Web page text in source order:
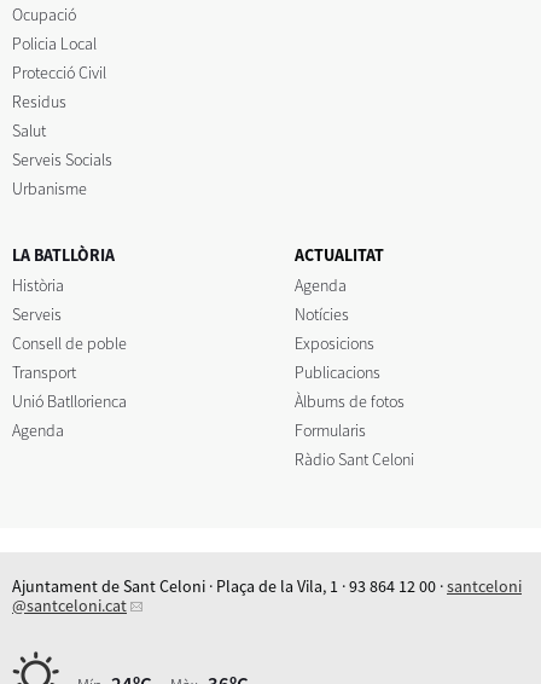
Ocupació
Policia Local
Protecció Civil
Residus
Salut
Serveis Socials
Urbanisme
LA BATLLÒRIA
Història
Serveis
Consell de poble
Transport
Unió Batllorienca
Agenda
ACTUALITAT
Agenda
Notícies
Exposicions
Publicacions
Àlbums de fotos
Formularis
Ràdio Sant Celoni
Ajuntament de Sant Celoni · Plaça de la Vila, 1 · 93 864 12 00 ·santceloni
@santceloni.cat